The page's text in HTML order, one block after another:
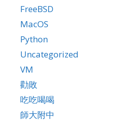
FreeBSD
MacOS
Python
Uncategorized
VM
勸敗
吃吃喝喝
師大附中